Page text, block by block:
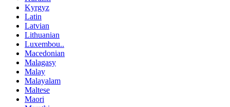
Kyrgyz
Latin
Latvian
Lithuanian
Luxembou..
Macedonian
Malagasy
Malay
Malayalam
Maltese
Maori